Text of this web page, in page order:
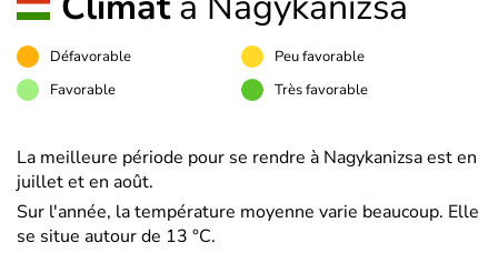
Défavorable
Peu favorable
Favorable
Très favorable
La meilleure période pour se rendre à Nagykanizsa est en
juillet et en août.
Sur l'année, la température moyenne varie beaucoup. Elle
se situe autour de 13 °C.